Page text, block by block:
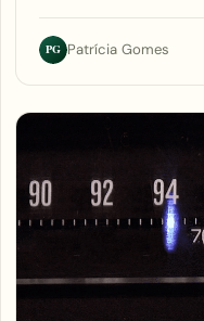
PG Patrícia Gomes